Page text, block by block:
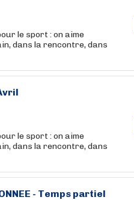
le sport : on aime
dans la rencontre, dans
le sport : on aime
dans la rencontre, dans
- Temps partiel